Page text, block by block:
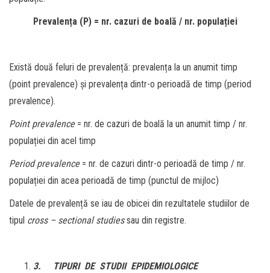
Prevalența (P) = nr. cazuri de boală / nr. populației
Există două feluri de prevalență: prevalența la un anumit timp
(point prevalence) și prevalența dintr-o perioadă de timp (period
prevalence).
Point prevalence = nr. de cazuri de boală la un anumit timp / nr.
populației din acel timp
Period prevalence = nr. de cazuri dintr-o perioadă de timp / nr.
populației din acea perioadă de timp (punctul de mijloc)
Datele de prevalență se iau de obicei din rezultatele studiilor de
tipul cross – sectional studiessau din registre.
3. TIPURI DE STUDII EPIDEMIOLOGICE